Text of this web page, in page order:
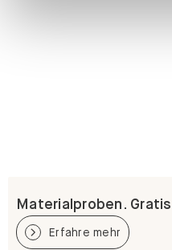
Materialproben.
Erfahre mehr